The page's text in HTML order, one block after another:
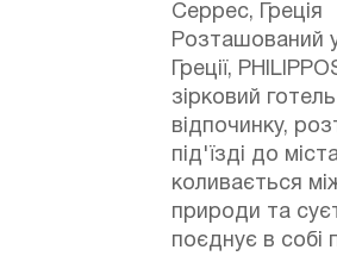
Серрес, Греція
Розташований у
Греції,
зірковий
відпочинку,
під'їзді до
коливається
природи та
поєднує в собі